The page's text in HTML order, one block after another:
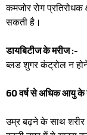
कमजोर रोग प्रतिरोधक
सकती है।
डायबिटीज के मरीज :-
ब्लड शुगर कंट्रोल न
60 वर्ष से अधिक आयु के
उम्र बढ़ने के साथ शरीर